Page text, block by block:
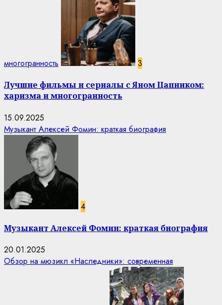
многогранность 3
Лучшие фильмы и сериалы с Яном Цапником:
харизма и многогранность
15.09.2025
Музыкант Алексей Фомин: краткая биография
4
Музыкант Алексей Фомин: краткая биография
20.01.2025
Обзор на мюзикл «Наследники»: современная